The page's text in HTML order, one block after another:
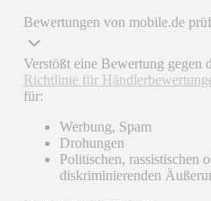
Bewertungen von mobile.de
Verstößt eine Bewertung gegen
Richtlinie für
für:
Werbung, Spam
Drohungen
Politischen, rassistischen
diskriminierenden